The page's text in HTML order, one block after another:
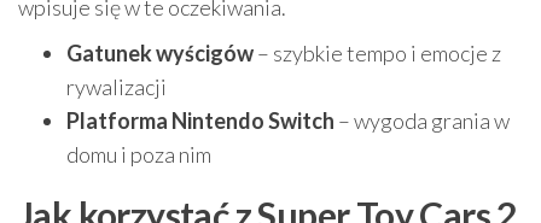
wpisuje się w te oczekiwania.
Gatunek wyścigów– szybkie tempo i emocje z
rywalizacji
Platforma Nintendo Switch – wygoda grania w
domu i poza nim
Jak korzystać z Super Toy Cars 2